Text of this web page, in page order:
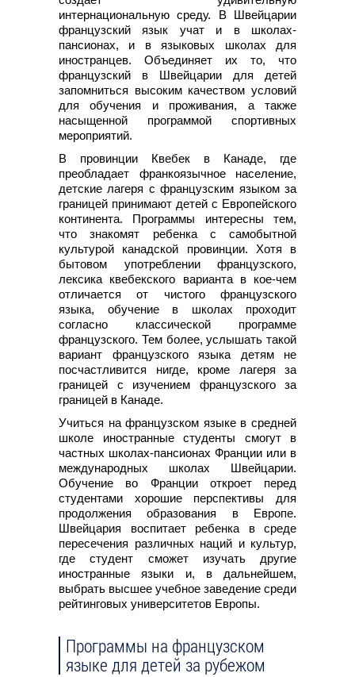
интернациональную среду. В Швейцарии
французский язык учат и в школах-
пансионах, и в языковых школах для
иностранцев. Объединяет их то, что
французский в Швейцарии для детей
запомниться высоким качеством условий
для обучения и проживания, а также
насыщенной программой спортивных
мероприятий.
В провинции Квебек в Канаде, где
преобладает франкоязычное население,
детские лагеря с французским языком за
границей принимают детей с Европейского
континента. Программы интересны тем,
что знакомят ребенка с самобытной
культурой канадской провинции. Хотя в
бытовом употреблении французского,
лексика квебекского варианта в кое-чем
отличается от чистого французского
языка, обучение в школах проходит
согласно классической программе
французского. Тем более, услышать такой
вариант французского языка детям не
посчастливится нигде, кроме лагеря за
границей с изучением французского за
границей в Канаде.
Учиться на французском языке в средней
школе иностранные студенты смогут в
частных школах-пансионах Франции или в
международных школах Швейцарии.
Обучение во Франции откроет перед
студентами хорошие перспективы для
продолжения образования в Европе.
Швейцария воспитает ребенка в среде
пересечения различных наций и культур,
где студент сможет изучать другие
иностранные языки и, в дальнейшем,
выбрать высшее учебное заведение среди
рейтинговых университетов Европы.
Программы на французском
языке для детей за рубежом